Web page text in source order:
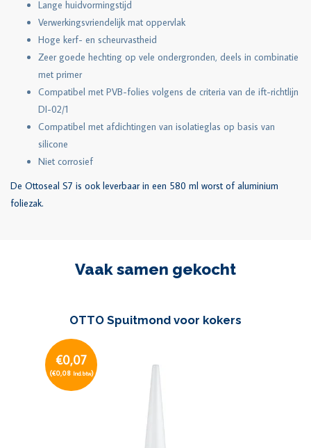
Lange huidvormingstijd
Verwerkingsvriendelijk mat oppervlak
Hoge kerf- en scheurvastheid
Zeer goede hechting op vele ondergronden, deels in combinatie
met primer
Compatibel met PVB-folies volgens de criteria van de ift-richtlijn
DI-02/1
Compatibel met afdichtingen van isolatieglas op basis van
silicone
Niet corrosief
De Ottoseal S7 is ook leverbaar in een 580 ml worst of aluminium
foliezak.
Vaak samen gekocht
OTTO Spuitmond voor kokers
€0,07
(€0,08 Incl. btw)